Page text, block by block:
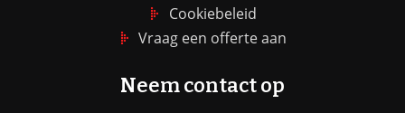
Cookiebeleid
Vraag een offerte aan
Neem contact op